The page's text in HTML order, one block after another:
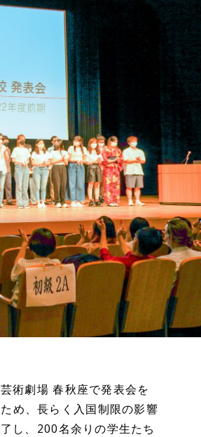
術劇場 春秋座で発表会を
め、長らく入国制限の影響
し、200名余りの学生たち